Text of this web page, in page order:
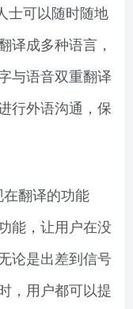
士可以随时随地
译成多种语言，
与语音双重翻译
行外语沟通，保
翻译的功能
能，让用户在没
论是出差到信号
，用户都可以提